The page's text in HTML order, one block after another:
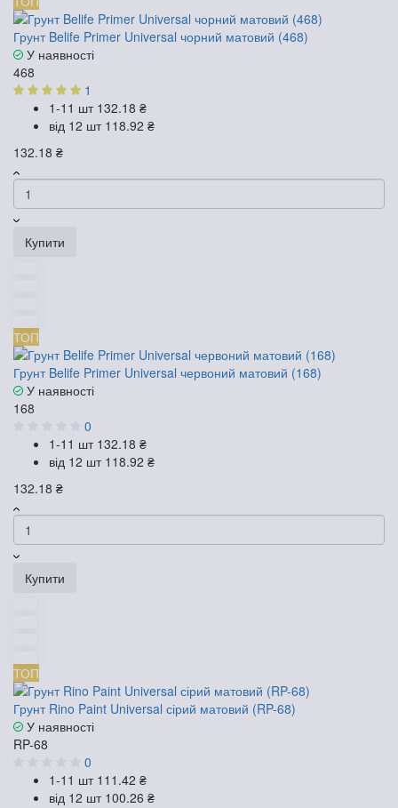
Грунт Belife Primer Universal чорний матовий (468)
У наявності
468
1
1-11 шт 132.18 ₴
від 12 шт 118.92 ₴
132.18 ₴
Купити
ТОП
Грунт Belife Primer Universal червоний матовий (168)
У наявності
168
0
1-11 шт 132.18 ₴
від 12 шт 118.92 ₴
132.18 ₴
Купити
ТОП
Грунт Rino Paint Universal сірий матовий (RP-68)
У наявності
RP-68
0
1-11 шт 111.42 ₴
від 12 шт 100.26 ₴